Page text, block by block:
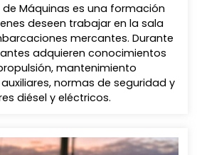
de Máquinas es una formación
deseen trabajar en la sala
mercantes. Durante
adquieren conocimientos
mantenimiento
normas de seguridad y
diésel y eléctricos.